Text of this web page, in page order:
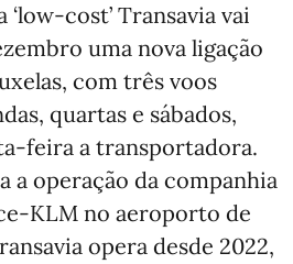
cost’ Transavia vai
uma nova ligação
com três voos
quartas e sábados,
feira a transportadora.
a operação da companhia
KLM no aeroporto de
opera desde 2022,